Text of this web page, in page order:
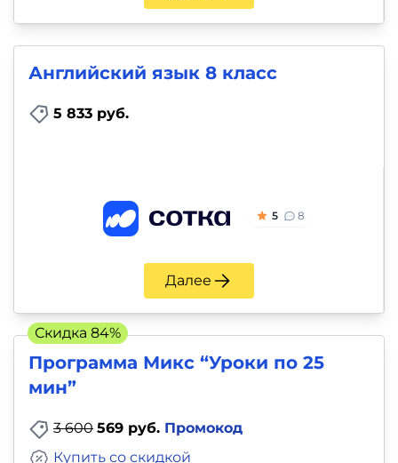
Английский язык 8 класс
5 833 руб.
5 8
Далее
Программа Микс “Уроки по 25
мин”
3 600 569 руб. Промокод
Купить со скидкой
Скидка 84%